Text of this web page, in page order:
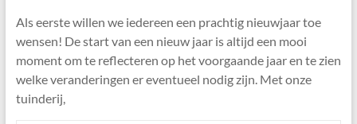
Als eerste willen we iedereen een prachtig nieuwjaar toe
wensen! De start van een nieuw jaar is altijd een mooi
moment om te reflecteren op het voorgaande jaar en te zien
welke veranderingen er eventueel nodig zijn. Met onze
tuinderij,